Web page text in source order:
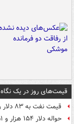
قیمت‌های روز در یک نگاه
قیمت نفت به ۸۳ دلار و ۵۵ سنت در هر بشکه رسید
حواله دلار ۱۵۴ هزار و ۴۵۱ تومان شد